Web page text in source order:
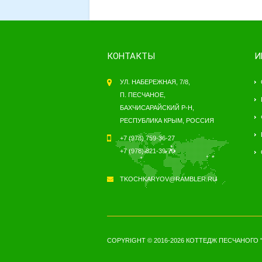
КОНТАКТЫ
УЛ. НАБЕРЕЖНАЯ, 7/8,
П. ПЕСЧАНОЕ,
БАХЧИСАРАЙСКИЙ Р-Н,
РЕСПУБЛИКА КРЫМ, РОССИЯ
+7 (978) 759-36-27
+7 (978) 821-39-70
TKOCHKARYOV@RAMBLER.RU
COPYRIGHT © 2016-2026 КОТТЕДЖ ПЕСЧАНОГО